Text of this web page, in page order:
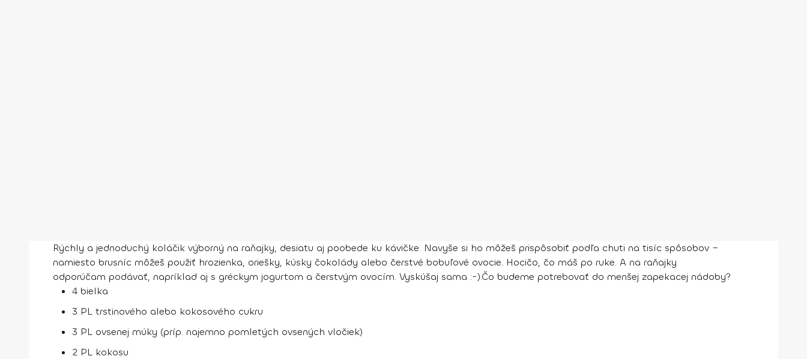
Rýchly a jednoduchý koláčik výborný na raňajky, desiatu aj poobede ku kávičke. Navyše si ho môžeš prispôsobiť podľa chuti na tisíc spôsobov –
namiesto brusníc môžeš použiť hrozienka, oriešky, kúsky čokolády alebo čerstvé bobuľové ovocie. Hocičo, čo máš po ruke. A na raňajky
odporúčam podávať, napríklad aj s gréckym jogurtom a čerstvým ovocím. Vyskúšaj sama :-).Čo budeme potrebovať do menšej zapekacej nádoby?
4 bielka
3 PL trstinového alebo kokosového cukru
3 PL ovsenej múky (príp. najemno pomletých ovsených vločiek)
2 PL kokosu